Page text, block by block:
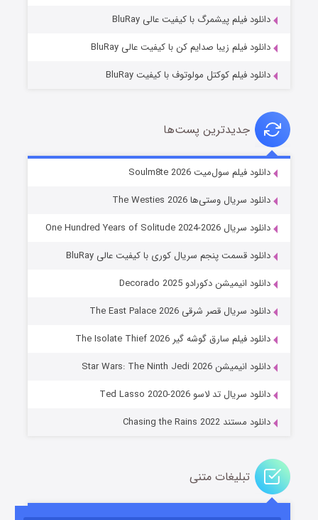
خاندان اژدها فصل ۳
جادوگری در مغولستان
قسمت 14 (زیرنویس) منتشر شد
دانلود فیلم پیشمرگ با کیفیت عالی BluRay
دانلود فیلم زیبا صدایم کن با کیفیت عالی BluRay
دانلود فیلم کوکتل مولوتوف با کیفیت BluRay
جدیدترین پست‌ها
دانلود فیلم سول‌میت Soulm8te 2026
دانلود سریال وستی‌ها The Westies 2026
دانلود سریال One Hundred Years of Solitude 2024-2026
دانلود قسمت پنجم سریال کوری با کیفیت عالی BluRay
دانلود انیمیشن دکورادو Decorado 2025
دانلود سریال قصر شرقی The East Palace 2026
دانلود فیلم سارق گوشه گیر The Isolate Thief 2026
دانلود انیمیشن Star Wars: The Ninth Jedi 2026
دانلود سریال تد لاسو Ted Lasso 2020-2026
دانلود مستند Chasing the Rains 2022
تبلیغات متنی